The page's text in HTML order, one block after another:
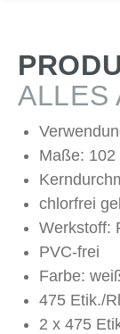
ALLES
Maße: 102
chlorfrei
Werkstoff:
PVC-frei
Farbe:
475 Etik./
2 x 475